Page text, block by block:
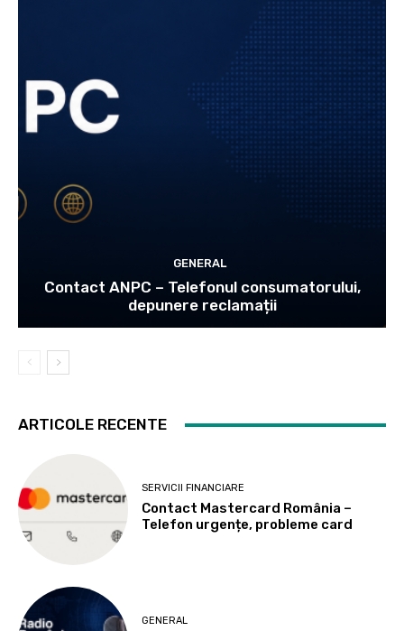
GENERAL
Contact ANPC – Telefonul consumatorului,
depunere reclamații
ARTICOLE RECENTE
SERVICII FINANCIARE
Contact Mastercard România –
Telefon urgențe, probleme card
GENERAL